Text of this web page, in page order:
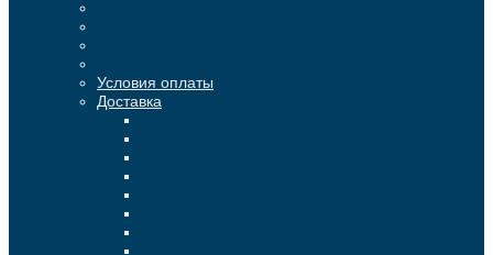
Условия оплаты
Доставка